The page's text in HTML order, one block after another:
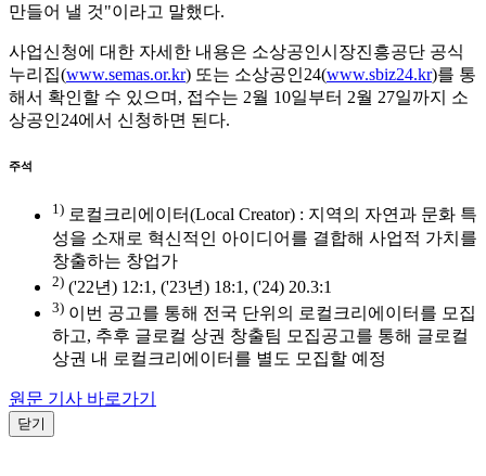
만들어 낼 것"이라고 말했다.
사업신청에 대한 자세한 내용은 소상공인시장진흥공단 공식
누리집(www.semas.or.kr) 또는 소상공인24(www.sbiz24.kr)를 통
해서 확인할 수 있으며, 접수는 2월 10일부터 2월 27일까지 소
상공인24에서 신청하면 된다.
주석
1) 로컬크리에이터(Local Creator) : 지역의 자연과 문화 특
성을 소재로 혁신적인 아이디어를 결합해 사업적 가치를
창출하는 창업가
2) ('22년) 12:1, ('23년) 18:1, ('24) 20.3:1
3) 이번 공고를 통해 전국 단위의 로컬크리에이터를 모집
하고, 추후 글로컬 상권 창출팀 모집공고를 통해 글로컬
상권 내 로컬크리에이터를 별도 모집할 예정
원문 기사 바로가기
닫기